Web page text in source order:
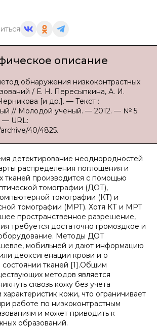
описание
обнаружения низкоконтрастных
/ Е. Н. Пересыпкина, А. И.
[и др.]. — Текст :
// Молодой ученый. — 2012. — № 5
— URL:
40/4825.
детектирование неоднородностей
распределения поглощения и
тканей производится с помощью
томографии (ДОТ),
томографии (КТ) и
томографии (МРТ). Хотя КТ и МРТ
пространственное разрешение,
требуется достаточно громоздкое и
Методы ДОТ
мобильней и дают информацию
деоксигенации крови и о
тканей [1].Общим
методов является
сквозь кожу без учета
кожи, что ограничивает
работе по низкоконтрастным
и может приводить к
образований.